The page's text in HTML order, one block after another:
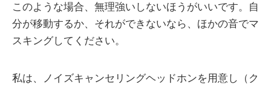
このような場合、無理強いしないほうがいいです。自
分が移動するか、それができないなら、ほかの音でマ
スキングしてください。
私は、ノイズキャンセリングヘッドホンを用意し（ク